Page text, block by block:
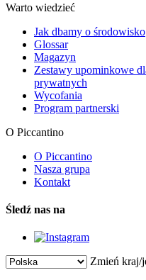
Warto wiedzieć
Jak dbamy o środowisko
Glossar
Magazyn
Zestawy upominkowe
prywatnych
Wycofania
Program partnerski
O Piccantino
O Piccantino
Nasza grupa
Kontakt
Śledź nas na
Zmień kraj/